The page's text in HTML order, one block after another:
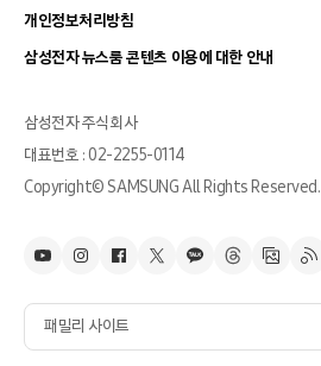
개인정보처리방침
삼성전자 뉴스룸 콘텐츠 이용에 대한 안내
삼성전자 주식회사
대표번호 : 02-2255-0114
Copyright© SAMSUNG All Rights Reserved.
패밀리 사이트